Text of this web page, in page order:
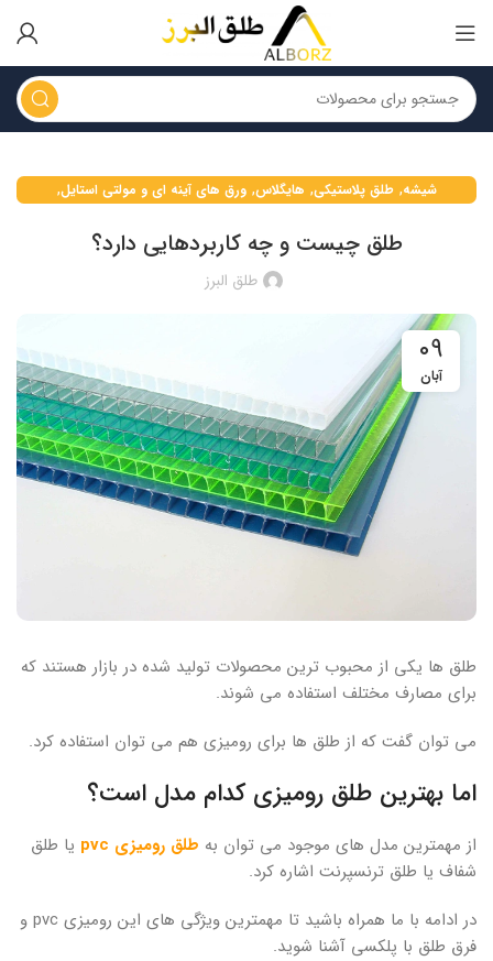
شیشه,طلق پلاستیکی, هایگلاس,ورق های آینه ای و مولتی استایل,
طلق چیست و چه کاربردهایی دارد؟
طلق البرز
۰۹
آبان
طلق ها یکی از محبوب ترین محصولات تولید شده در بازار هستند که
برای مصارف مختلف استفاده می شوند.
می توان گفت که از طلق ها برای رومیزی هم می توان استفاده کرد.
اما بهترین طلق رومیزی کدام مدل است؟
از مهمترین مدل های موجود می توان به طلق رومیزی pvc
یا طلق
شفاف یا طلق ترنسپرنت اشاره کرد.
در ادامه با ما همراه باشید تا مهمترین ویژگی های این رومیزی pvc و
فرق طلق با پلکسی آشنا شوید.